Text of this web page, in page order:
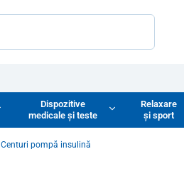
Dispozitive
medicale și teste
Relaxare
și sport
Centuri pompă insulină